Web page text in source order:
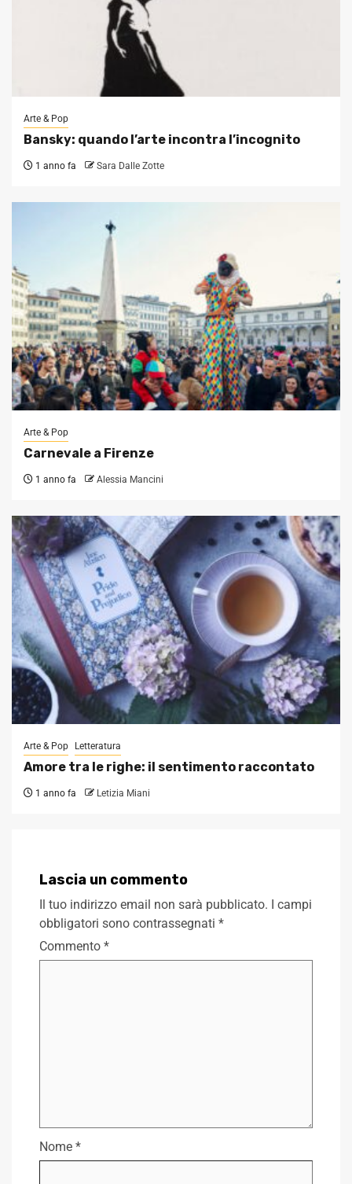
Arte & Pop
Bansky: quando l’arte incontra l’incognito
1 anno fa Sara Dalle Zotte
Arte & Pop
Carnevale a Firenze
1 anno fa Alessia Mancini
Arte & Pop Letteratura
Amore tra le righe: il sentimento raccontato
1 anno fa Letizia Miani
Lascia un commento
Il tuo indirizzo email non sarà pubblicato. I campi
obbligatori sono contrassegnati *
Commento *
Nome *